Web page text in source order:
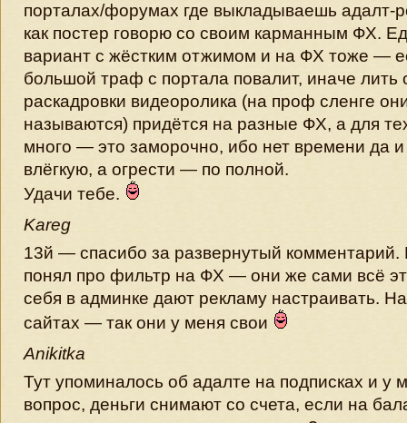
порталах/форумах где выкладываешь адалт-
как постер говорю со своим карманным ФХ.
вариант с жёстким отжимом и на ФХ тоже —
большой траф с портала повалит, иначе лить
раскадровки видеоролика (на проф сленге
называются) придётся на разные ФХ, а для
много — это заморочно, ибо нет времени да и
влёгкую, а огрести — по полной.
Удачи тебе.
Kareg
13й — спасибо за развернутый комментарий.
понял про фильтр на ФХ — они же сами всё
себя в админке дают рекламу настраивать.
сайтах — так они у меня свои
Anikitka
Тут упоминалось об адалте на подписках и у
вопрос, деньги снимают со счета, если на